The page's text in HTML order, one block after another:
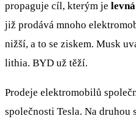
propaguje cíl, kterým je
již prodává mnoho
nižší, a to se ziskem. Musk
lithia. BYD už těží.
Prodeje elektromobilů
společnosti Tesla. Na druhou